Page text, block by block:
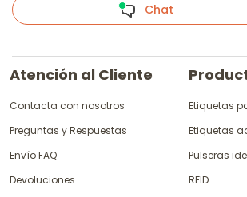
Chat
Atención al Cliente
Contacta con nosotros
Preguntas y Respuestas
Envío FAQ
Devoluciones
Etiquetas
Etiquetas
Pulseras
RFID